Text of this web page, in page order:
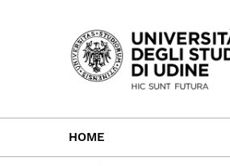
Passa al contenuto
HOME